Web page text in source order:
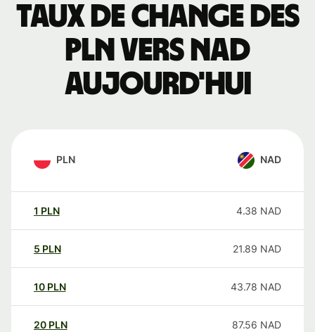
Taux de change des
PLN vers NAD
aujourd'hui
PLN NAD
1 PLN 4.38 NAD
5 PLN 21.89 NAD
10 PLN 43.78 NAD
20 PLN 87.56 NAD